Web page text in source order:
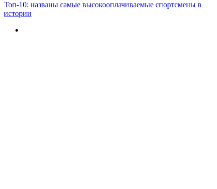
Топ-10: названы самые высокооплачиваемые спортсмены в
истории